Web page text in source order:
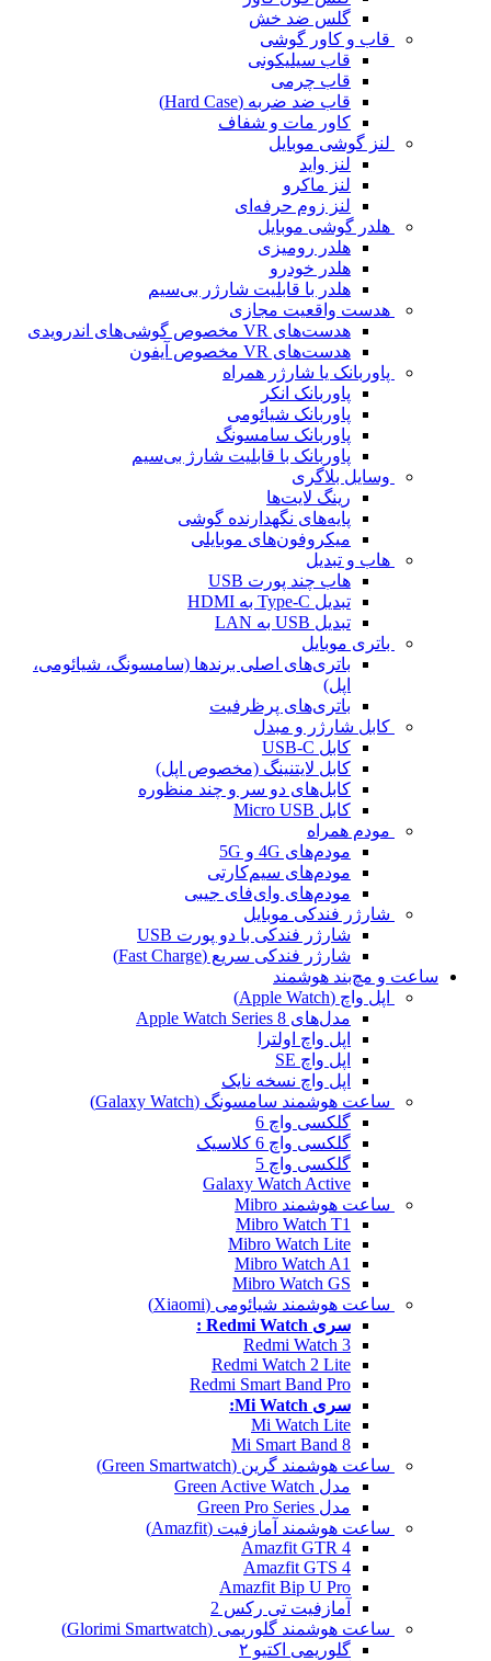
گلس ضد خش
قاب و کاور گوشی
قاب سیلیکونی
قاب چرمی
قاب ضد ضربه (Hard Case)
کاور مات و شفاف
لنز گوشی موبایل
لنز واید
لنز ماکرو
لنز زوم حرفه‌ای
هلدر گوشی موبایل
هلدر رومیزی
هلدر خودرو
هلدر با قابلیت شارژر بی‌سیم
هدست واقعیت مجازی
هدست‌های VR مخصوص گوشی‌های اندرویدی
هدست‌های VR مخصوص آیفون
پاوربانک یا شارژر همراه
پاوربانک انکر
پاوربانک شیائومی
پاوربانک سامسونگ
پاوربانک با قابلیت شارژ بی‌سیم
وسایل بلاگری
رینگ لایت‌ها
پایه‌های نگهدارنده گوشی
میکروفون‌های موبایلی
هاب و تبدیل
هاب چند پورت USB
تبدیل Type-C به HDMI
تبدیل USB به LAN
باتری موبایل
باتری‌های اصلی برندها (سامسونگ، شیائومی،
اپل)
باتری‌های پرظرفیت
کابل شارژر و مبدل
کابل USB-C
کابل لایتنینگ (مخصوص اپل)
کابل‌های دو سر و چند منظوره
کابل Micro USB
مودم همراه
مودم‌های 4G و 5G
مودم‌های سیم‌کارتی
مودم‌های وای‌فای جیبی
شارژر فندکی موبایل
شارژر فندکی با دو پورت USB
شارژر فندکی سریع (Fast Charge)
ساعت و مچ‌بند هوشمند
اپل واچ (Apple Watch)
مدل‌های Apple Watch Series 8
اپل واچ اولترا
اپل واچ SE
اپل واچ نسخه نایک
ساعت هوشمند سامسونگ (Galaxy Watch)
گلکسی واچ 6
گلکسی واچ 6 کلاسیک
گلکسی واچ 5
Galaxy Watch Active
ساعت هوشمند Mibro
Mibro Watch T1
Mibro Watch Lite
Mibro Watch A1
Mibro Watch GS
ساعت هوشمند شیائومی (Xiaomi)
سری Redmi Watch :
Redmi Watch 3
Redmi Watch 2 Lite
Redmi Smart Band Pro
سری Mi Watch:
Mi Watch Lite
Mi Smart Band 8
ساعت هوشمند گرین (Green Smartwatch)
مدل Green Active Watch
مدل Green Pro Series
ساعت هوشمند آمازفیت (Amazfit)
Amazfit GTR 4
Amazfit GTS 4
Amazfit Bip U Pro
آمازفیت تی رکس 2
ساعت هوشمند گلوریمی (Glorimi Smartwatch)
گلوریمی اکتیو ۲